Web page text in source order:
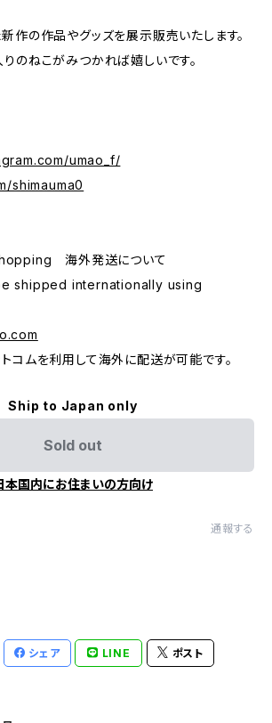
作の作品やグッズを展示販売いたします。
のねこがみつかれば嬉しいです。
umao_f/
shimauma0
海外発送について
shipped internationally using
コムを利用して海外に配送が可能です。
Ship to Japan only
Sold out
本国内にお住まいの方向け
通報する
シェア LINE ポスト